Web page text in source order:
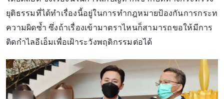
ยุติธรรมที่ได้ทำเรื่องนี้อยู่ในการทำกฎหมายป้องกันการกระท
ความผิดซ้ำ ซึ่งถ้าเรื่องเข้ามาตราไหนก็สามารถขอให้มีการ
ติดกำไลอีเอ็มเพื่อเฝ้าระวังพฤติกรรมต่อได้